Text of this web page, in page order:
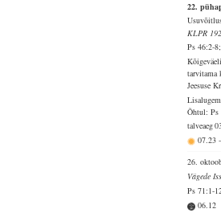
22.
KLPR 192
Ps 46:2-
tarvitama
Jeesuse
Õhtul: Ps
talveaeg
07.23-
26.
Vägede
Ps 71:1-
06.12